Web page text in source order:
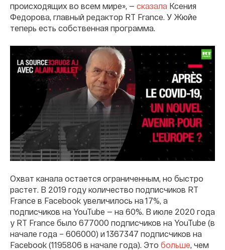
происходящих во всем мире», — сказала Ксения
Федорова, главный редактор RT France. У Жюйе
теперь есть собственная программа.
Охват канала остается ограниченным, но быстро
растет. В 2019 году количество подписчиков RT
France в Facebook увеличилось на 17%, а
подписчиков на YouTube — на 60%. В июле 2020 года
у RT France было 677000 подписчиков на YouTube (в
начале года – 606000) и 1367347 подписчиков на
Facebook (1195806 в начале года). Это больше, чем